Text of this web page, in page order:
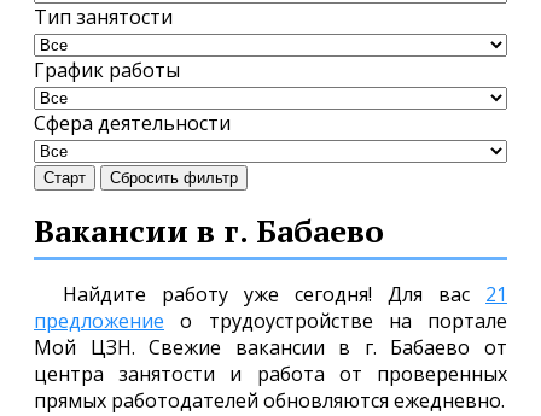
Тип занятости
График работы
Сфера деятельности
Старт Сбросить фильтр
Вакансии в г. Бабаево
Найдите работу уже сегодня! Для вас 21
предложение о трудоустройстве на портале
Мой ЦЗН. Свежие вакансии в г. Бабаево от
центра занятости и работа от проверенных
прямых работодателей обновляются ежедневно.